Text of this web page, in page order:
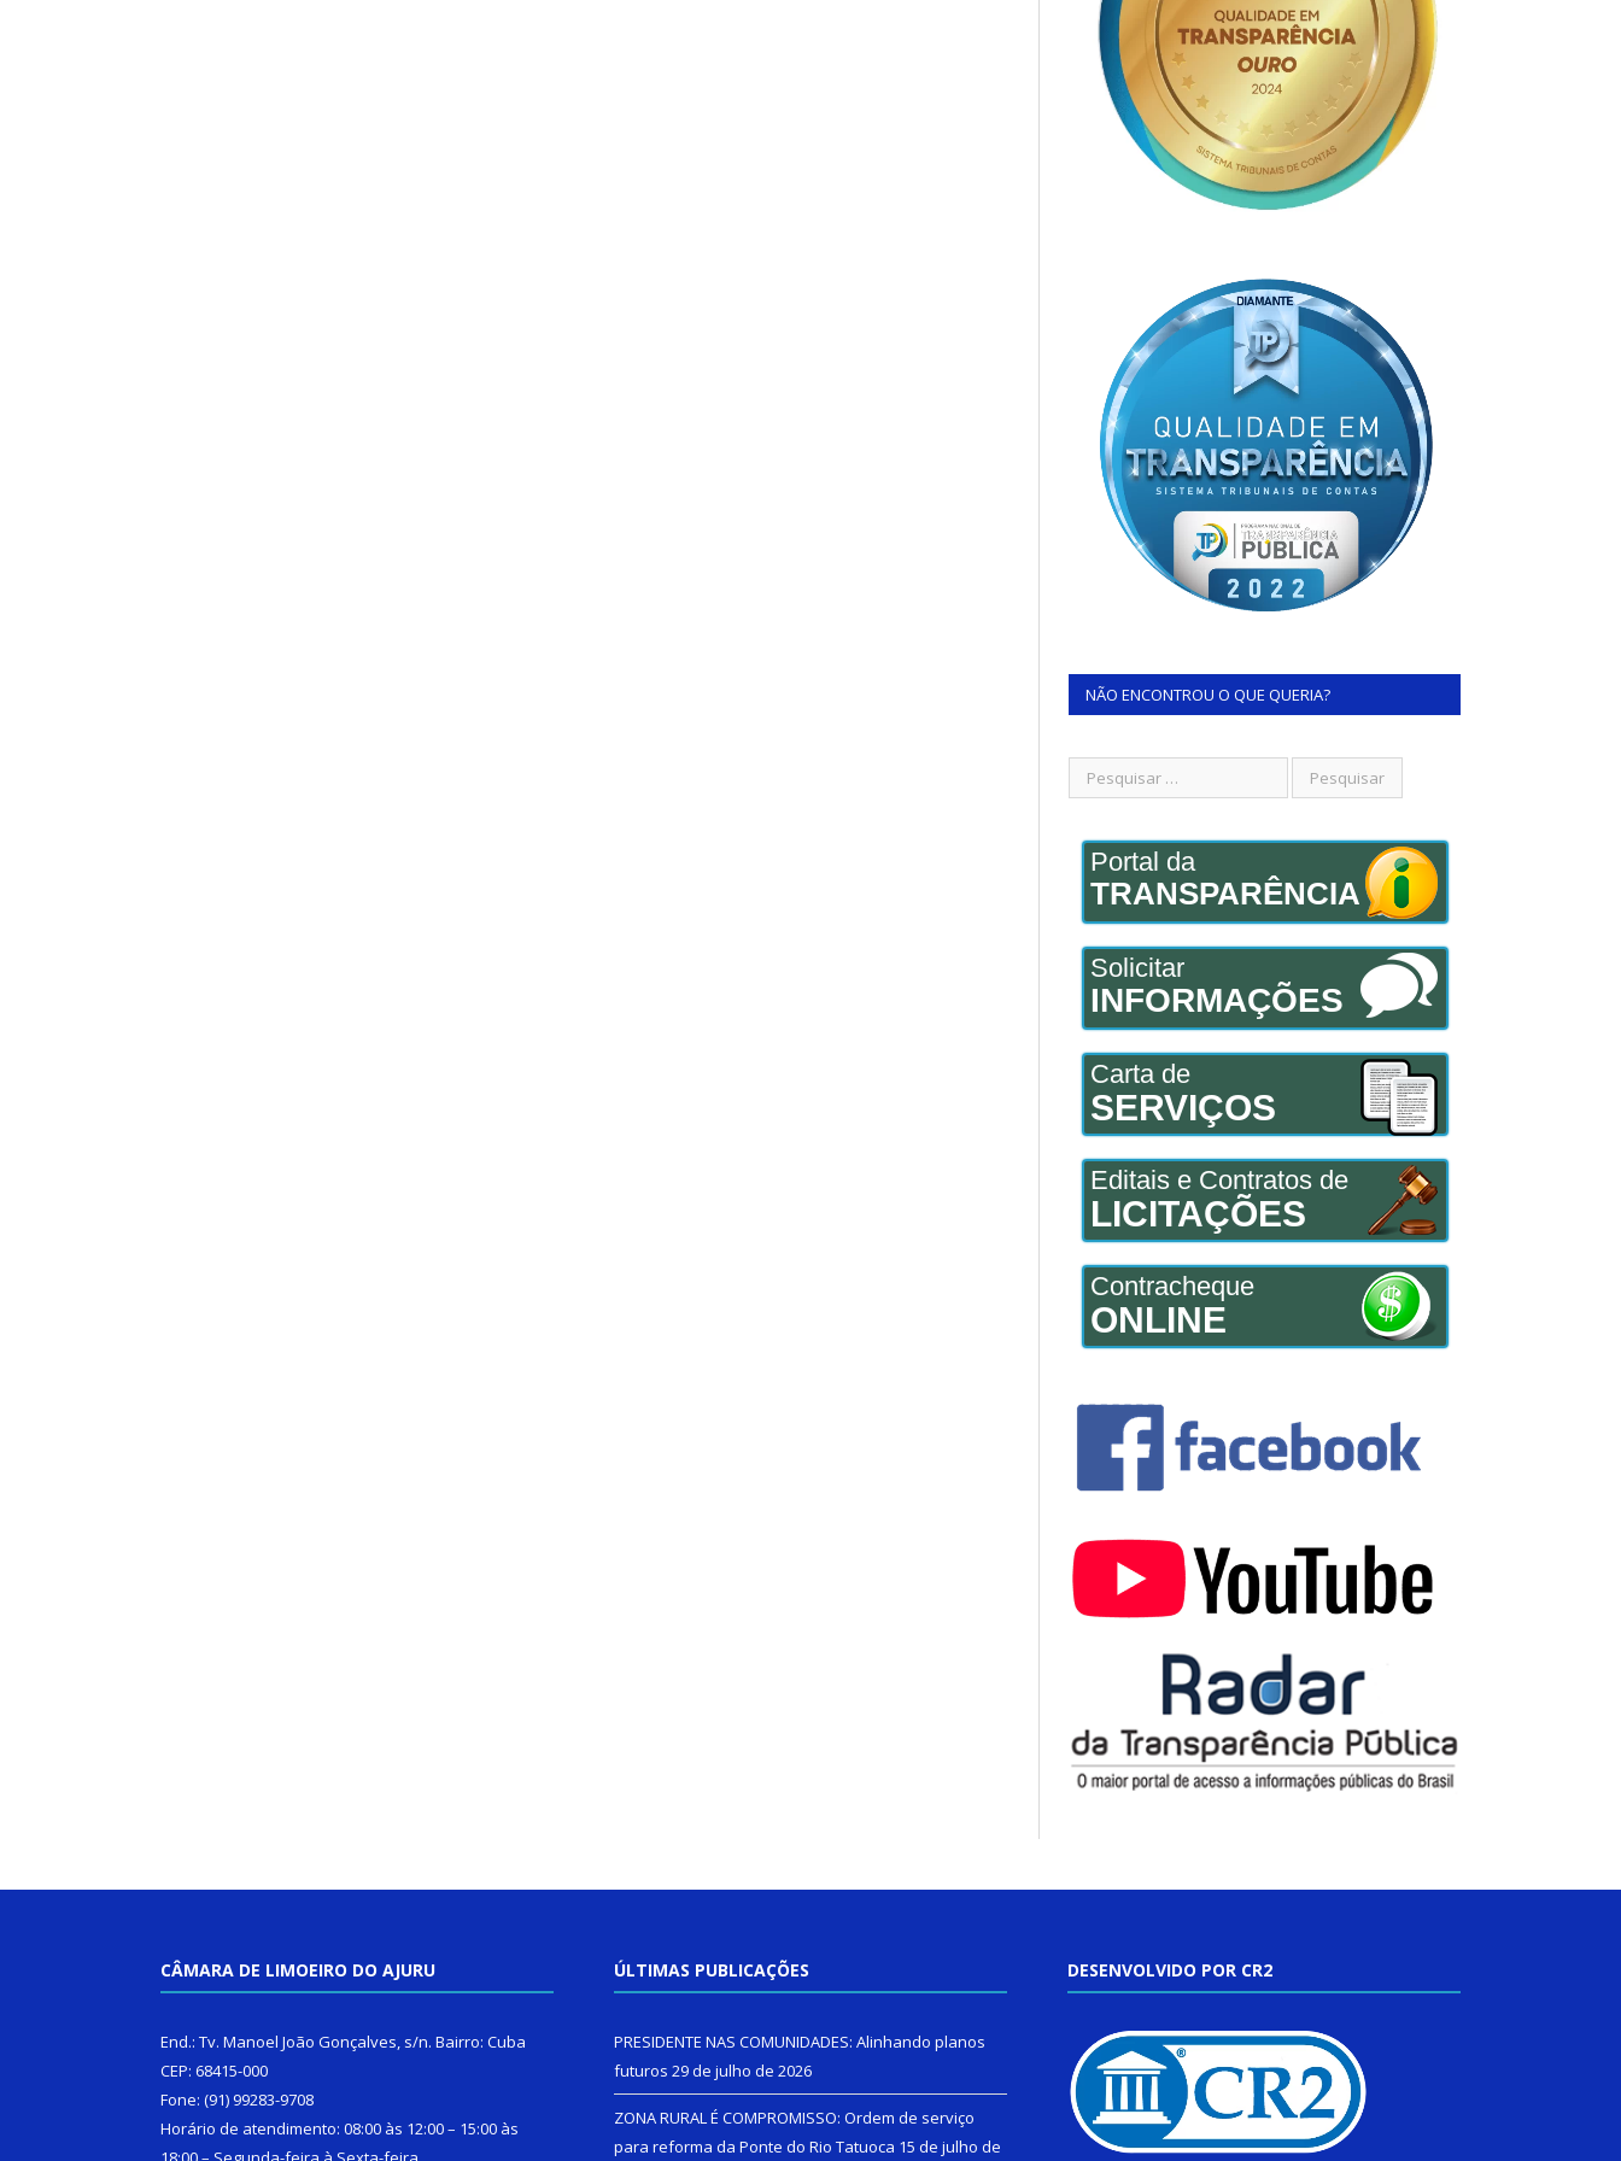
NÃO ENCONTROU O QUE QUERIA?
Portal da
TRANSPARÊNCIA
Solicitar
INFORMAÇÕES
Carta de
SERVIÇOS
Editais e Contratos de
LICITAÇÕES
Contracheque
ONLINE
CÂMARA DE LIMOEIRO DO AJURU
End.: Tv. Manoel João Gonçalves, s/n. Bairro: Cuba
CEP: 68415-000
Fone: (91) 99283-9708
Horário de atendimento: 08:00 às 12:00 – 15:00 às
ÚLTIMAS PUBLICAÇÕES
PRESIDENTE NAS COMUNIDADES: Alinhando planos
futuros 29 de julho de 2026
ZONA RURAL É COMPROMISSO: Ordem de serviço
para reforma da Ponte do Rio Tatuoca 15 de julho de
DESENVOLVIDO POR CR2